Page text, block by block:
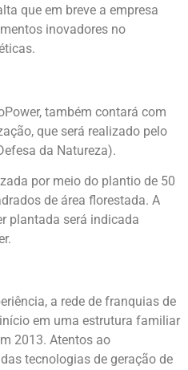
que em breve a empresa
inovadores no
também contará com
que será realizado pelo
da Natureza).
por meio do plantio de 50
de área florestada. A
plantada será indicada
a rede de franquias de
em uma estrutura familiar
2013. Atentos ao
tecnologias de geração de